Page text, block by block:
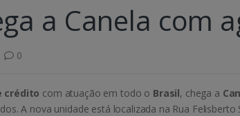
a Canela com
0
crédito com atuação em todo o Brasil, chega a
A nova unidade está localizada na Rua